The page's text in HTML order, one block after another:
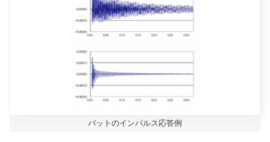
バットのインパルス応答例